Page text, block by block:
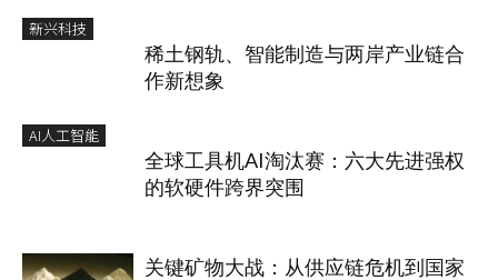
新兴科技
稀土钢轨、智能制造与两岸产业链合
作新想象
AI人工智能
全球工具机AI淘汰赛：六大先进强权
的软硬件跨界突围
关键矿物大战：从供应链危机到国家